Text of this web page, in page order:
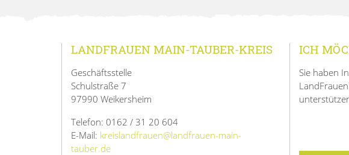
LANDFRAUEN MAIN-TAUBER-KREIS
Geschäftsstelle
Schulstraße 7
97990 Weikersheim
Telefon: 0162 / 31 20 604
E-Mail: kreislandfrauen@landfrauen-main-
tauber.de
ICH
Sie haben